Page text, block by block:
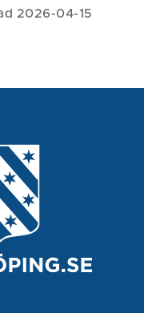
2026-04-15